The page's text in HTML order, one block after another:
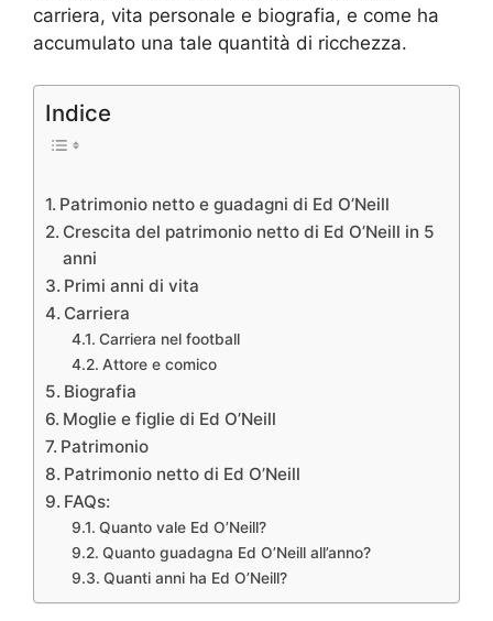
carriera, vita personale e biografia, e come ha
accumulato una tale quantità di ricchezza.
Indice
Patrimonio netto e guadagni di Ed O’Neill
Crescita del patrimonio netto di Ed O’Neill in 5
anni
Primi anni di vita
Carriera
Carriera nel football
Attore e comico
Biografia
Moglie e figlie di Ed O’Neill
Patrimonio
Patrimonio netto di Ed O’Neill
FAQs:
Quanto vale Ed O’Neill?
Quanto guadagna Ed O’Neill all’anno?
Quanti anni ha Ed O’Neill?